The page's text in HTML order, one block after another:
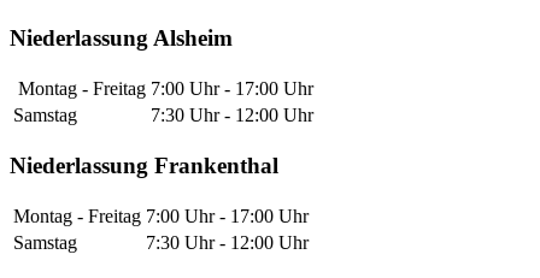
Niederlassung Alsheim
Montag - Freitag 7:00 Uhr - 17:00 Uhr
Samstag
7:30 Uhr - 12:00 Uhr
Niederlassung Frankenthal
Montag - Freitag 7:00 Uhr - 17:00 Uhr
Samstag
7:30 Uhr - 12:00 Uhr